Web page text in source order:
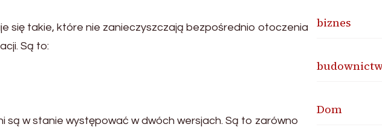
się takie, które nie zanieczyszczają bezpośrednio otoczenia
Są to:
są w stanie występować w dwóch wersjach. Są to zarówno
biznes
Dom